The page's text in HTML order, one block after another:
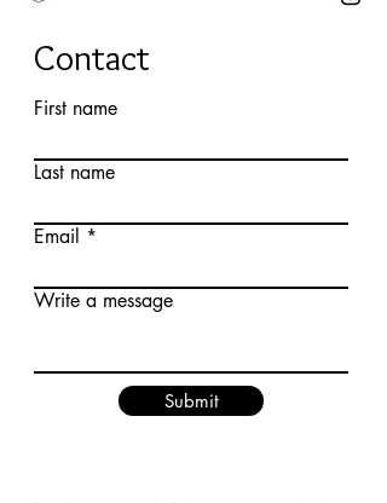
Contact
First name
Last name
Email
Write a message
Submit